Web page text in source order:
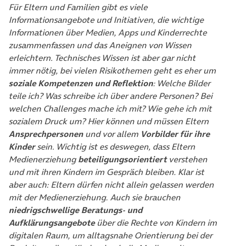
Für Eltern und Familien gibt es viele
Informationsangebote und Initiativen, die wichtige
Informationen über Medien, Apps und Kinderrechte
zusammenfassen und das Aneignen von Wissen
erleichtern. Technisches Wissen ist aber gar nicht
immer nötig, bei vielen Risikothemen geht es eher um
soziale Kompetenzen und Reflektion: Welche Bilder
teile ich? Was schreibe ich über andere Personen? Bei
welchen Challenges mache ich mit? Wie gehe ich mit
sozialem Druck um? Hier können und müssen Eltern
Ansprechpersonenund vor allem Vorbilder für ihre
Kindersein. Wichtig ist es deswegen, dass Eltern
Medienerziehungbeteiligungsorientiertverstehen
und mit ihren Kindern im Gespräch bleiben. Klar ist
aber auch: Eltern dürfen nicht allein gelassen werden
mit der Medienerziehung. Auch sie brauchen
niedrigschwellige Beratungs- und
Aufklärungsangeboteüber die Rechte von Kindern im
digitalen Raum, um alltagsnahe Orientierung bei der